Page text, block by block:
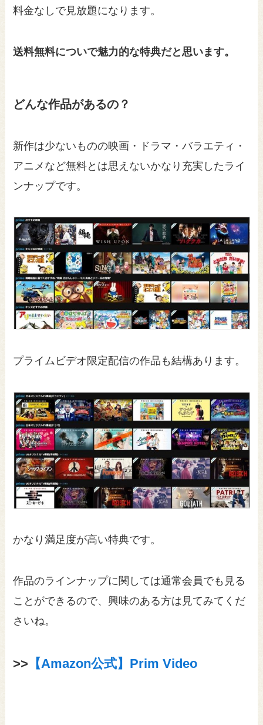
料金なしで見放題になります。
送料無料についで魅力的な特典だと思います。
どんな作品があるの？
新作は少ないものの映画・ドラマ・バラエティ・
アニメなど無料とは思えないかなり充実したライ
ンナップです。
プライムビデオ限定配信の作品も結構あります。
かなり満足度が高い特典です。
作品のラインナップに関しては通常会員でも見る
ことができるので、興味のある方は見てみてくだ
さいね。
>> 【Amazon公式】Prim Video